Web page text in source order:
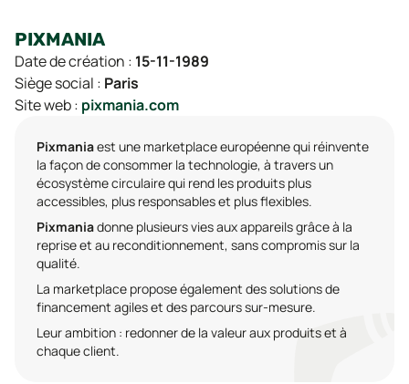
PIXMANIA
Date de création : 15-11-1989
Siège social : Paris
Site web : pixmania.com
Pixmaniaest une marketplace européenne qui réinvente
la façon de consommer la technologie, à travers un
écosystème circulaire qui rend les produits plus
accessibles, plus responsables et plus flexibles.
Pixmaniadonne plusieurs vies aux appareils grâce à la
reprise et au reconditionnement, sans compromis sur la
qualité.
La marketplace propose également des solutions de
financement agiles et des parcours sur-mesure.
Leur ambition : redonner de la valeur aux produits et à
chaque client.